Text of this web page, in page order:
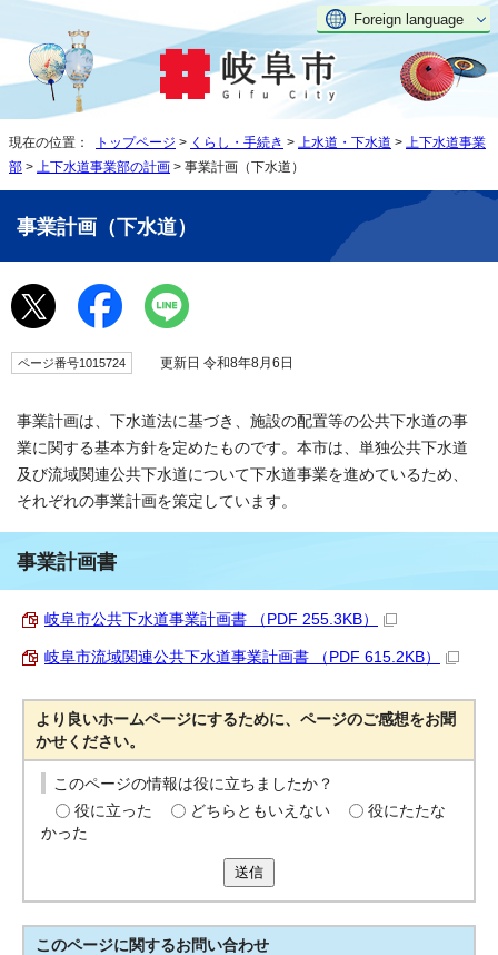
Foreign language
現在の位置： トップページ > くらし・手続き > 上水道・下水道 >
上下水道事業
部 > 上下水道事業部の計画 > 事業計画（下水道）
事業計画（下水道）
ページ番号1015724 更新日 令和8年8月6日
事業計画は、下水道法に基づき、施設の配置等の公共下水道の事
業に関する基本方針を定めたものです。本市は、単独公共下水道
及び流域関連公共下水道について下水道事業を進めているため、
それぞれの事業計画を策定しています。
事業計画書
岐阜市公共下水道事業計画書 （PDF 255.3KB）
岐阜市流域関連公共下水道事業計画書 （PDF 615.2KB）
より良いホームページにするために、ページのご感想をお聞
かせください。
このページの情報は役に立ちましたか？
役に立った
どちらともいえない
役にたたな
かった
送信
このページに関するお問い合わせ